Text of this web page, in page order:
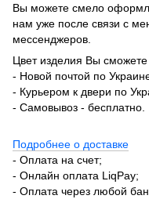
Вы можете смело
нам уже после связи с
мессенджеров.
Цвет изделия Вы сможете
- Новой почтой по
- Курьером к двери по
- Самовывоз - бесплатно.
Подробнее о доставке
- Оплата на счет;
- Онлайн оплата LiqPay;
- Оплата через любой